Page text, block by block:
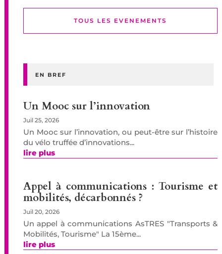
TOUS LES EVENEMENTS
EN BREF
Un Mooc sur l’innovation
Juil 25, 2026
Un Mooc sur l’innovation, ou peut-être sur l’histoire
du vélo truffée d’innovations...
lire plus
Appel à communications : Tourisme et
mobilités, décarbonnés ?
Juil 20, 2026
Un appel à communications AsTRES "Transports &
Mobilités, Tourisme" La 15ème...
lire plus